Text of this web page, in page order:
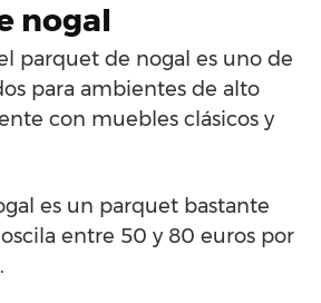
nogal
parquet de nogal es uno de
para ambientes de alto
con muebles clásicos y
es un parquet bastante
entre 50 y 80 euros por